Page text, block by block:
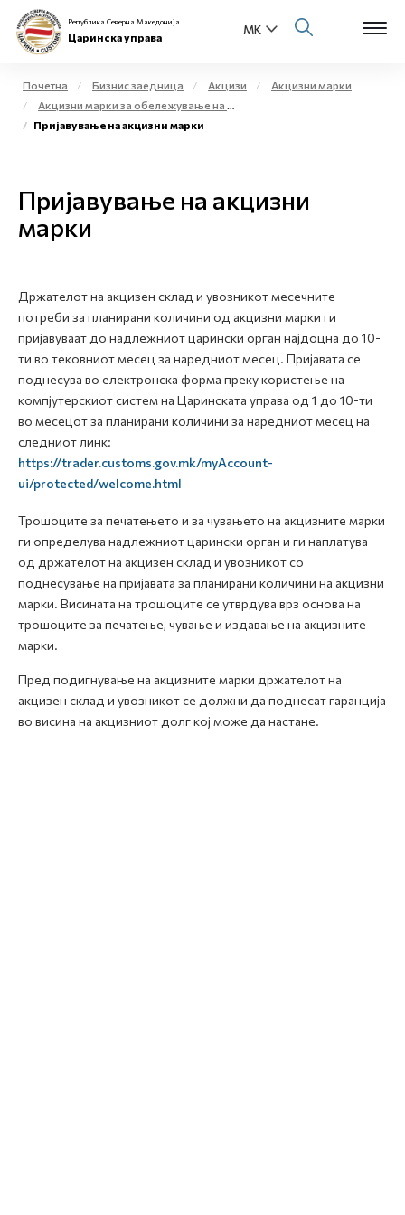
За нас
Бизнис заедница
Медиа центар
Контакт
Е-Весник
Република Северна Македонија
Царинска управа
Почетна Бизнис заедница Акцизи
Акцизни марки
Акцизни марки за обележување на жестоки алкохолни производи и меѓупроизводи
Пријавување на акцизни марки
Пријавување на акцизни
марки
Држателот на акцизен склад и увозникот месечните
потреби за планирани количини од акцизни марки ги
пријавуваат до надлежниот царински орган најдоцна до 10-
ти во тековниот месец за наредниот месец. Пријавата се
поднесува во електронска форма преку користење на
компјутерскиот систем на Царинската управа од 1 до 10-ти
во месецот за планирани количини за наредниот месец на
следниот линк:
https://trader.customs.gov.mk/myAccount-
ui/protected/welcome.html
Трошоците за печатењето и за чувањето на акцизните марки
ги определува надлежниот царински орган и ги наплатува
од држателот на акцизен склад и увозникот со
поднесување на пријавата за планирани количини на акцизни
марки. Висината на трошоците се утврдува врз основа на
трошоците за печатење, чување и издавање на акцизните
марки.
Пред подигнување на акцизните марки држателот на
акцизен склад и увозникот се должни да поднесат гаранција
во висина на акцизниот долг кој може да настане.